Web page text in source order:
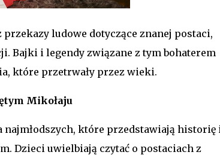
ludowe dotyczące znanej postaci,
Bajki i legendy związane z tym bohaterem
które przetrwały przez wieki.
Mikołaju
które przedstawiają historię
Dzieci uwielbiają czytać o postaciach z